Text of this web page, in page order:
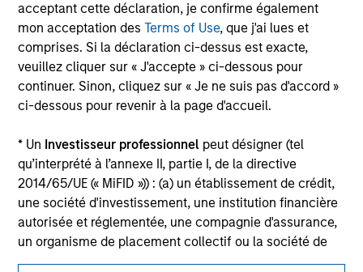
acceptant cette déclaration, je confirme également
mon acceptation desTerms of Use, que j'ai lues et
comprises. Si la déclaration ci-dessus est exacte,
veuillez cliquer sur « J'accepte » ci-dessous pour
continuer. Sinon, cliquez sur « Je ne suis pas d'accord »
ci-dessous pour revenir à la page d'accueil.
* Un Investisseur professionnel peut désigner (tel
qu’interprété à l’annexe II, partie I, de la directive
2014/65/UE (« MiFID »)) : (a) un établissement de crédit,
une société d'investissement, une institution financière
autorisée et réglementée, une compagnie d'assurance,
un organisme de placement collectif ou la société de
gestion de cet organisme, un fonds de pension ou la
Please refer to the strategy detail page for important
information on the strategy, including additional risk
considerations.